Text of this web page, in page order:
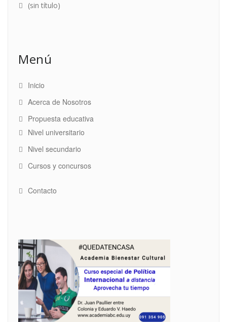
(sin título)
Menú
Inicio
Acerca de Nosotros
Propuesta educativa
Nivel universitario
Nivel secundario
Cursos y concursos
Contacto